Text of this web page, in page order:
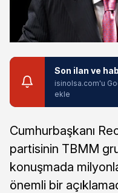
Son ilan ve
isinolsa.com'u
ekle
Cumhurbaşkanı
partisinin TBMM
konuşmada
önemli bir